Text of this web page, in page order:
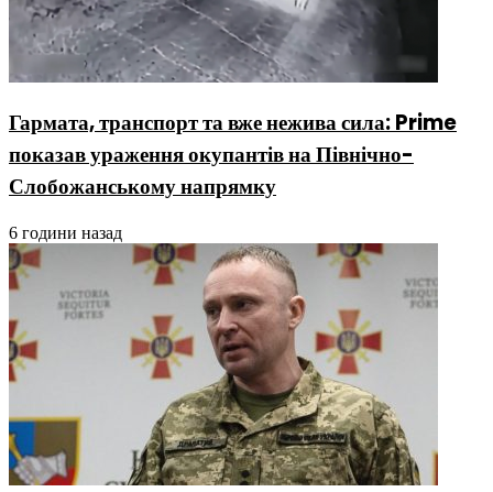
Гармата, транспорт та вже нежива сила: Prime
показав ураження окупантів на Північно-
Слобожанському напрямку
6 години назад